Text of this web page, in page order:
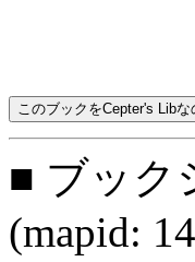
■ ブック
(mapid: